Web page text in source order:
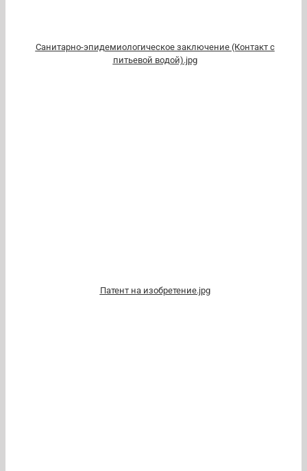
Санитарно-эпидемиологическое заключение (Контакт с
питьевой водой).jpg
Патент на изобретение.jpg